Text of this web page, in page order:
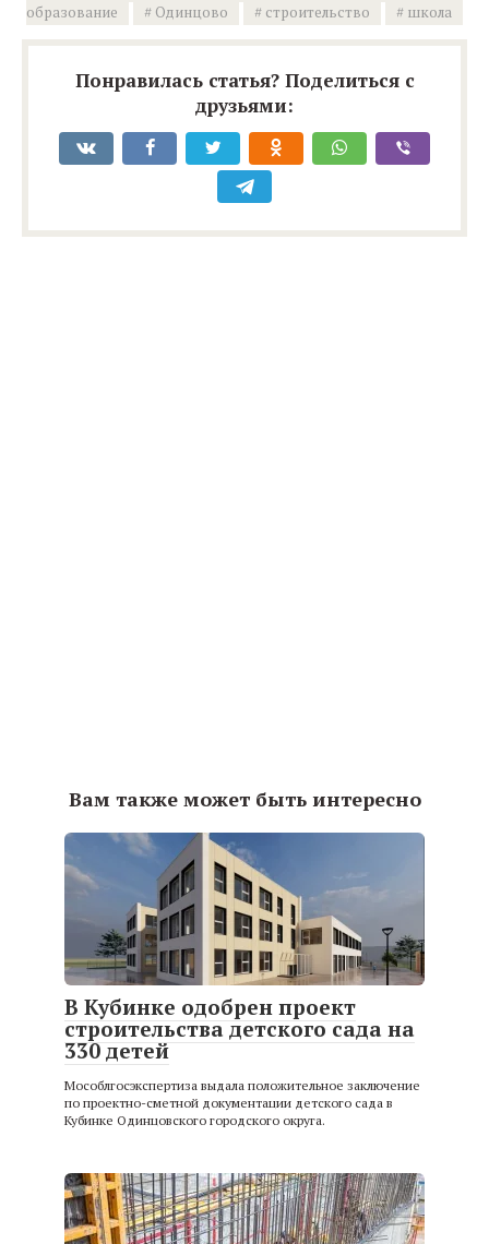
образование
Одинцово строительство школа
Понравилась статья? Поделиться с
друзьями:
Вам также может быть интересно
В Кубинке одобрен проект
строительства детского сада на
330 детей
Мособлгосэкспертиза выдала положительное заключение
по проектно-сметной документации детского сада в
Кубинке Одинцовского городского округа.